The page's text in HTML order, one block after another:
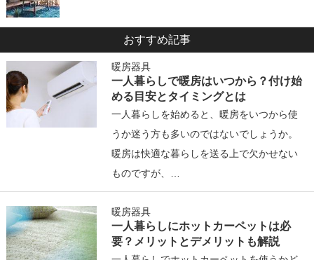
おすすめ記事
暖房器具
一人暮らしで暖房はいつから？付け始
める目安とタイミングとは
一人暮らしを始めると、暖房をいつから使
うか迷う方も多いのではないでしょうか。
暖房は快適な暮らしを送る上で欠かせない
ものですが、…
暖房器具
一人暮らしにホットカーペットは必
要？メリットとデメリットも解説